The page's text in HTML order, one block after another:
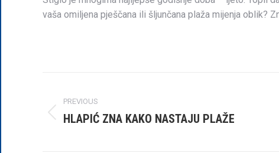
vaša omiljena pješčana ili šljunčana plaža mijenja oblik?
navigation
PREVIOUS
Previous
HLAPIĆ ZNA KAKO NASTAJU PLAŽE